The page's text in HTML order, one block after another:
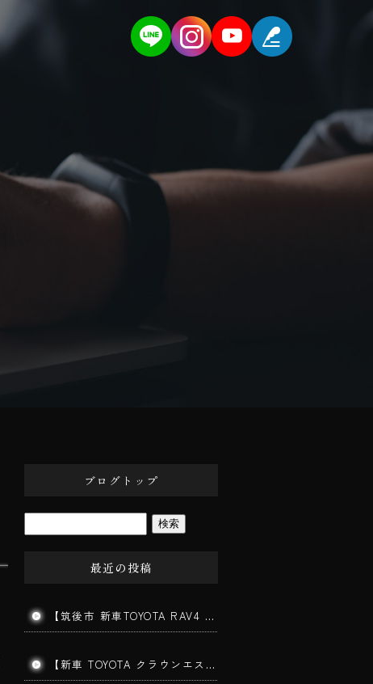
ブログトップ
最近の投稿
【筑後市 新車TOYOTA RAV4 ガラスコーティング施工】新車でも下地処理が仕上がりを左右します！
【新車 TOYOTA クラウンエステート施工】202ブラックの美しさを最大限に引き出す三層ガラスコーティング｜みやま市よりご来店